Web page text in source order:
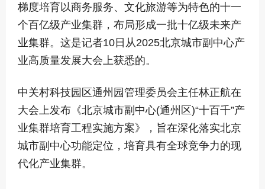
梯度培育以商务服务、文化旅游等为特色的十一
个百亿级产业集群，布局形成一批十亿级未来产
业集群。这是记者10日从2025北京城市副中心产
业高质量发展大会上获悉的。
中关村科技园区通州园管理委员会主任林正航在
大会上发布《北京城市副中心(通州区)“十百千”产
业集群培育工程实施方案》，旨在深化落实北京
城市副中心功能定位，培育具有全球竞争力的现
代化产业集群。